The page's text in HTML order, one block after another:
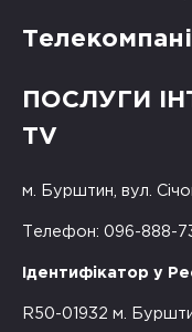
ПОСЛУГИ
TV
м. Бурштин, вул.
Телефон: 096-888-
Ідентифікатор у
R50-01932 м.